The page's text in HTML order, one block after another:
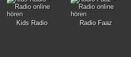
Kids Radio
Radio Faaz